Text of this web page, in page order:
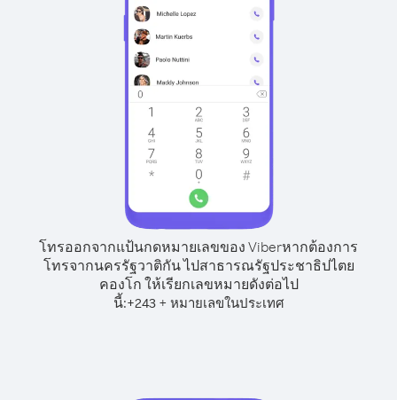
โทรออกจากแป้นกดหมายเลขของ Viberหากต้องการ
โทรจากนครรัฐวาติกัน ไปสาธารณรัฐประชาธิปไตย
คองโก ให้เรียกเลขหมายดังต่อไป
นี้:+243+ หมายเลขในประเทศ